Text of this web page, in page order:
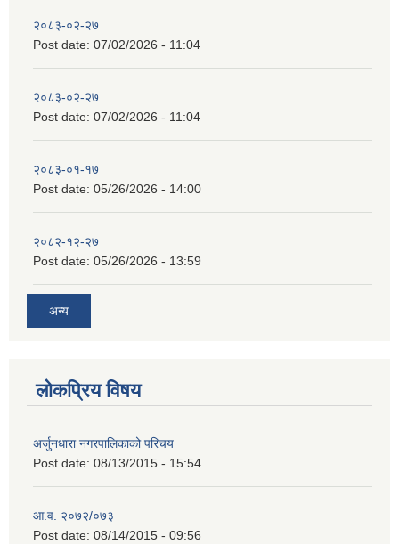
२०८३-०२-२७
Post date: 07/02/2026 - 11:04
२०८३-०२-२७
Post date: 07/02/2026 - 11:04
२०८३-०१-१७
Post date: 05/26/2026 - 14:00
२०८२-१२-२७
Post date: 05/26/2026 - 13:59
अन्य
लोकप्रिय विषय
अर्जुनधारा नगरपालिकाको परिचय
Post date: 08/13/2015 - 15:54
आ.व. २०७२/०७३
Post date: 08/14/2015 - 09:56